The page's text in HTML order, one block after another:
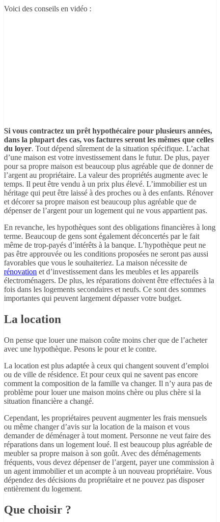
Voici des conseils en vidéo :
Si vous contractez un prêt hypothécaire pour plusieurs années,
dans la plupart des cas, vos factures seront les mêmes que celles
du loyer. Tout dépend sûrement de la situation spécifique. L’achat
d’une maison est votre investissement dans le futur. De plus, payer
pour sa propre maison est beaucoup plus agréable que de donner de
l’argent au propriétaire. La valeur des propriétés augmente avec le
temps. Il peut être vendu à un prix plus élevé. L’immobilier est un
héritage qui peut être laissé à des proches ou à des enfants. Rénover
et décorer sa propre maison est beaucoup plus agréable que de
dépenser de l’argent pour un logement qui ne vous appartient pas.
En revanche, les hypothèques sont des obligations financières à long
terme. Beaucoup de gens sont également déconcertés par le fait
même de trop-payés d’intérêts à la banque. L’hypothèque peut ne
pas être approuvée ou les conditions proposées ne seront pas aussi
favorables que vous le souhaiteriez. La maison nécessite de
rénovation et d’investissement dans les meubles et les appareils
électroménagers. De plus, les réparations doivent être effectuées à la
fois dans les logements secondaires et neufs. Ce sont des sommes
importantes qui peuvent largement dépasser votre budget.
La location
On pense que louer une maison coûte moins cher que de l’acheter
avec une hypothèque. Pesons le pour et le contre.
La location est plus adaptée à ceux qui changent souvent d’emploi
ou de ville de résidence. Et pour ceux qui ne savent pas encore
comment la composition de la famille va changer. Il n’y aura pas de
problème pour louer une maison moins chère ou plus chère si la
situation financière a changé.
Cependant, les propriétaires peuvent augmenter les frais mensuels
ou même changer d’avis sur la location de la maison et vous
demander de déménager à tout moment. Personne ne veut faire des
réparations dans un logement loué. Il est beaucoup plus agréable de
meubler sa propre maison à son goût. Avec des déménagements
fréquents, vous devez dépenser de l’argent, payer une commission à
un agent immobilier et un acompte à un nouveau propriétaire. Vous
dépendez des décisions du propriétaire et ne pouvez pas disposer
entièrement du logement.
Que choisir ?